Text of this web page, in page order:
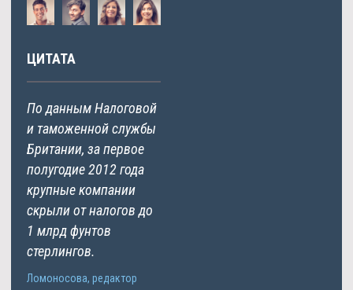
ЦИТАТА
По данным Налоговой
и таможенной службы
Британии, за первое
полугодие 2012 года
крупные компании
скрыли от налогов до
1 млрд фунтов
стерлингов.
Ломоносова, редактор